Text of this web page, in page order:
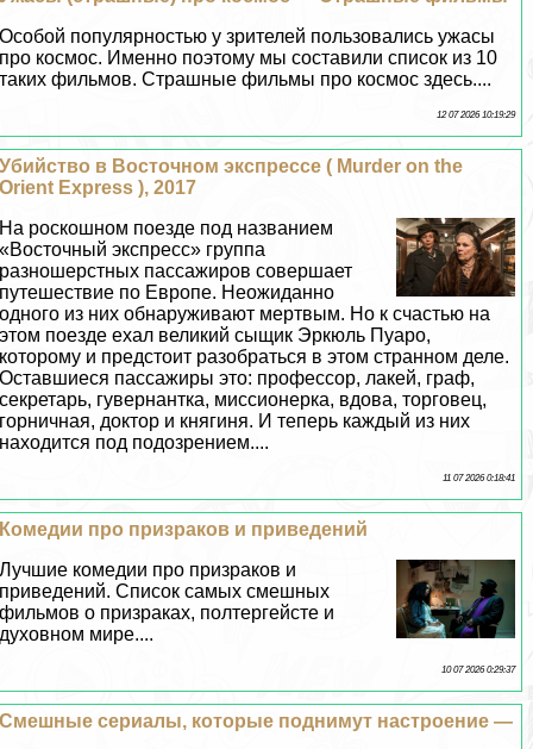
Особой популярностью у зрителей пользовались ужасы
про космос. Именно поэтому мы составили список из 10
таких фильмов. Страшные фильмы про космос здесь....
12 07 2026 10:19:29
Убийство в Восточном экспрессе ( Murder on the
Orient Express ), 2017
На роскошном поезде под названием
«Восточный экспресс» группа
разношерстных пассажиров совершает
путешествие по Европе. Неожиданно
одного из них обнаруживают мертвым. Но к счастью на
этом поезде ехал великий сыщик Эркюль Пуаро,
которому и предстоит разобраться в этом странном деле.
Оставшиеся пассажиры это: профессор, лакей, граф,
секретарь, гувернантка, миссионерка, вдова, торговец,
горничная, доктор и княгиня. И теперь каждый из них
находится под подозрением....
11 07 2026 0:18:41
Комедии про призpaков и приведений
Лучшие комедии про призpaков и
приведений. Список самых смешных
фильмов о призpaках, полтергeйсте и
духовном мире....
10 07 2026 0:29:37
Смешные сериалы, которые поднимут настроение —